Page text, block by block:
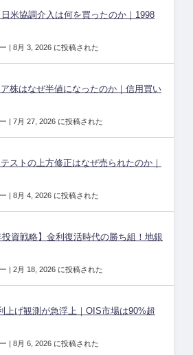
米協調介入は何を買ったのか｜1998
| 8月 3, 2026 に投稿された
株はなぜ半値になったのか｜信用買い
| 7月 27, 2026 に投稿された
ストの上方修正はなぜ売られたのか｜
| 8月 4, 2026 に投稿された
投資戦略】金利復活時代の勝ち組！地銀
| 2月 18, 2026 に投稿された
上げ観測が急浮上｜OIS市場は90%超
| 8月 6, 2026 に投稿された